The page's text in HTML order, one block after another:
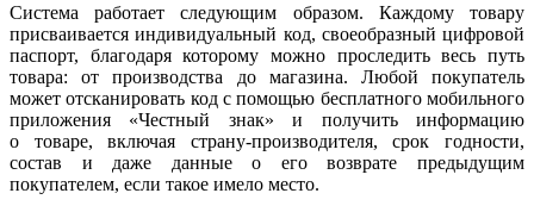
Система работает следующим образом. Каждому товару
присваивается индивидуальный код, своеобразный цифровой
паспорт, благодаря которому можно проследить весь путь
товара: от производства до магазина. Любой покупатель
может отсканировать код с помощью бесплатного мобильного
приложения «Честный знак» и получить информацию
о товаре, включая страну-производителя, срок годности,
состав и даже данные о его возврате предыдущим
покупателем, если такое имело место.